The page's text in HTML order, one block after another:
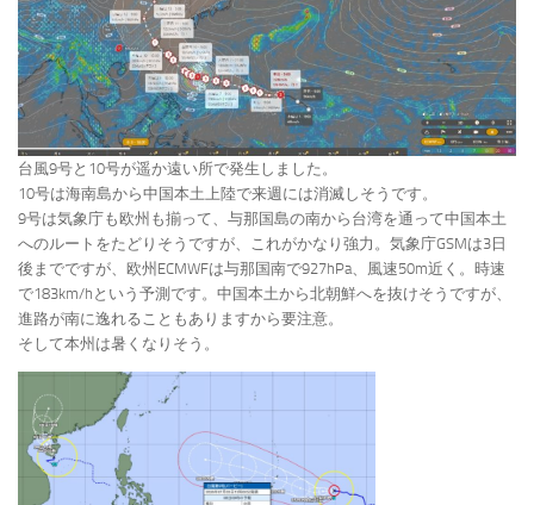
台風9号と10号が遥か遠い所で発生しました。
10号は海南島から中国本土上陸で来週には消滅しそうです。
9号は気象庁も欧州も揃って、与那国島の南から台湾を通って中国本土
へのルートをたどりそうですが、これがかなり強力。気象庁GSMは3日
後までですが、欧州ECMWFは与那国南で927hPa、風速50m近く。時速
で183km/hという予測です。中国本土から北朝鮮へを抜けそうですが、
進路が南に逸れることもありますから要注意。
そして本州は暑くなりそう。